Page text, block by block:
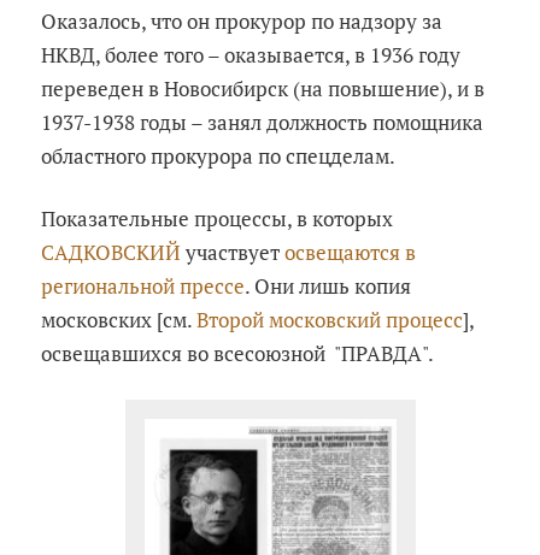
Оказалось, что он прокурор по надзору за
НКВД, более того – оказывается, в 1936 году
переведен в Новосибирск (на повышение), и в
1937-1938 годы – занял должность помощника
областного прокурора по спецделам.
Показательные процессы, в которых
САДКОВСКИЙ участвуетосвещаются в
региональной прессе. Они лишь копия
московских [см.Второй московский процесс],
освещавшихся во всесоюзной "ПРАВДА".